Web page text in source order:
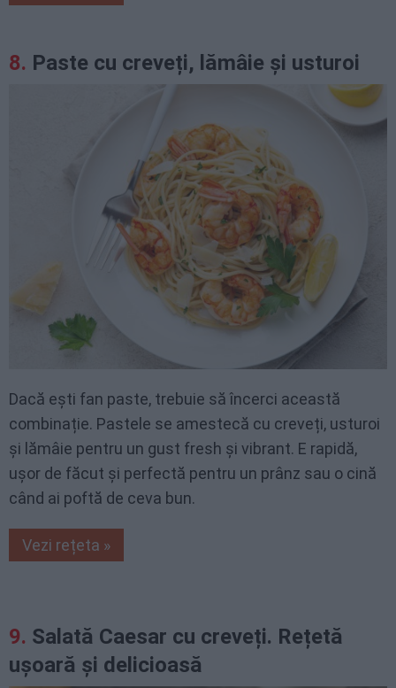
Paste cu creveți, lămâie și usturoi
Dacă ești fan paste, trebuie să încerci această
combinație. Pastele se amestecă cu creveți, usturoi
și lămâie pentru un gust fresh și vibrant. E rapidă,
ușor de făcut și perfectă pentru un prânz sau o cină
când ai poftă de ceva bun.
Vezi rețeta »
Salată Caesar cu creveți. Rețetă
ușoară și delicioasă